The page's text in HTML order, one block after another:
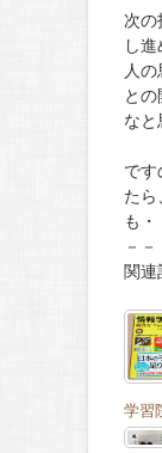
次の
し
人
と
なと
です
たら
も・
－－
関連
学習